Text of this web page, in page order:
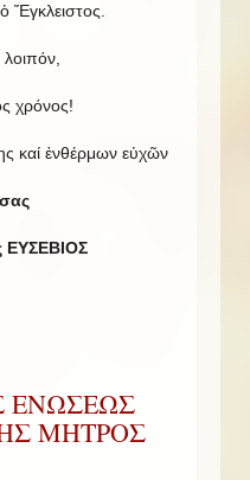
Ἔγκλειστος.
χρόνος!
καί ἐνθέρμων εὐχῶν
ΕΥΣΕΒΙΟΣ
ΕΝΩΣΕΩΣ
ΜΗΤΡΟΣ